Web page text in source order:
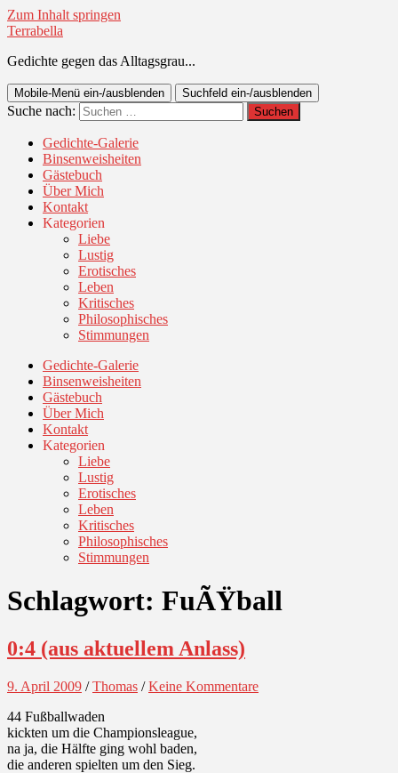
Zum Inhalt springen
Terrabella
Gedichte gegen das Alltagsgrau...
Mobile-Menü ein-/ausblenden Suchfeld ein-/ausblenden
Suche nach:
Gedichte-Galerie
Binsenweisheiten
Gästebuch
Über Mich
Kontakt
Kategorien
Liebe
Lustig
Erotisches
Leben
Kritisches
Philosophisches
Stimmungen
Gedichte-Galerie
Binsenweisheiten
Gästebuch
Über Mich
Kontakt
Kategorien
Liebe
Lustig
Erotisches
Leben
Kritisches
Philosophisches
Stimmungen
Schlagwort: FuÃŸball
0:4 (aus aktuellem Anlass)
9. April 2009 /Thomas /Keine Kommentare
44 Fußballwaden
kickten um die Championsleague,
na ja, die Hälfte ging wohl baden,
die anderen spielten um den Sieg.